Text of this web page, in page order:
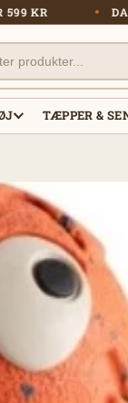
599 KR
TÆPPER &